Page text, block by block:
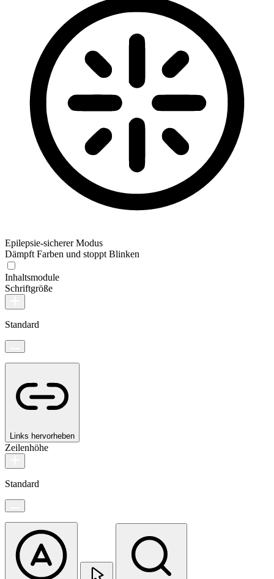
Epilepsie-sicherer Modus
Dämpft Farben und stoppt Blinken
Inhaltsmodule
Schriftgröße
Standard
Links hervorheben
Zeilenhöhe
Standard